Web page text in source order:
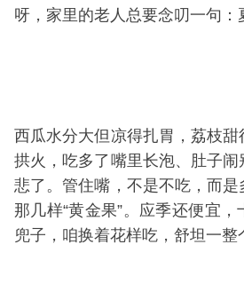
呀，家里的老人总要念叨一句：
西瓜水分大但凉得扎胃，荔枝
拱火，吃多了嘴里长泡、肚子
悲了。管住嘴，不是不吃，而
那几样“黄金果”。应季还便宜
兜子，咱换着花样吃，舒坦一整